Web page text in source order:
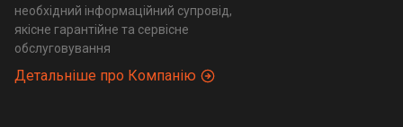
необхідний інформаційний супровід,
якісне гарантійне та сервісне
обслуговування
Детальніше про Компанію